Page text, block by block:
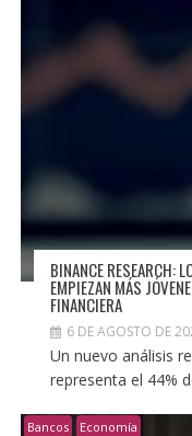
BINANCE RESEARCH:
EMPIEZAN MÁS
FINANCIERA
6 DE AGOSTO DE
Un nuevo análisis
representa el 44%
Bancos Economía